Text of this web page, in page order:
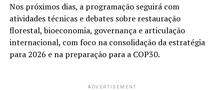
Nos próximos dias, a programação seguirá com
atividades técnicas e debates sobre restauração
florestal, bioeconomia, governança e articulação
internacional, com foco na consolidação da estratégia
para 2026 e na preparação para a COP30.
ADVERTISEMENT